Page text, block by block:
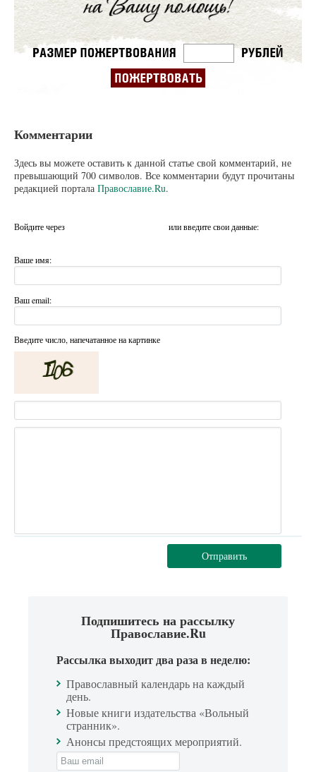
Комментарии
Здесь вы можете оставить к данной статье свой комментарий, не
превышающий 700 символов. Все комментарии будут прочитаны
редакцией портала Православие.Ru.
Войдите через или введите свои данные:
Ваше имя:
Ваш email:
Введите число, напечатанное на картинке
Отправить
Подпишитесь на рассылку
Православие.Ru
Рассылка выходит два раза в неделю:
Православный календарь на каждый
день.
Новые книги издательства «Вольный
странник».
Анонсы предстоящих мероприятий.